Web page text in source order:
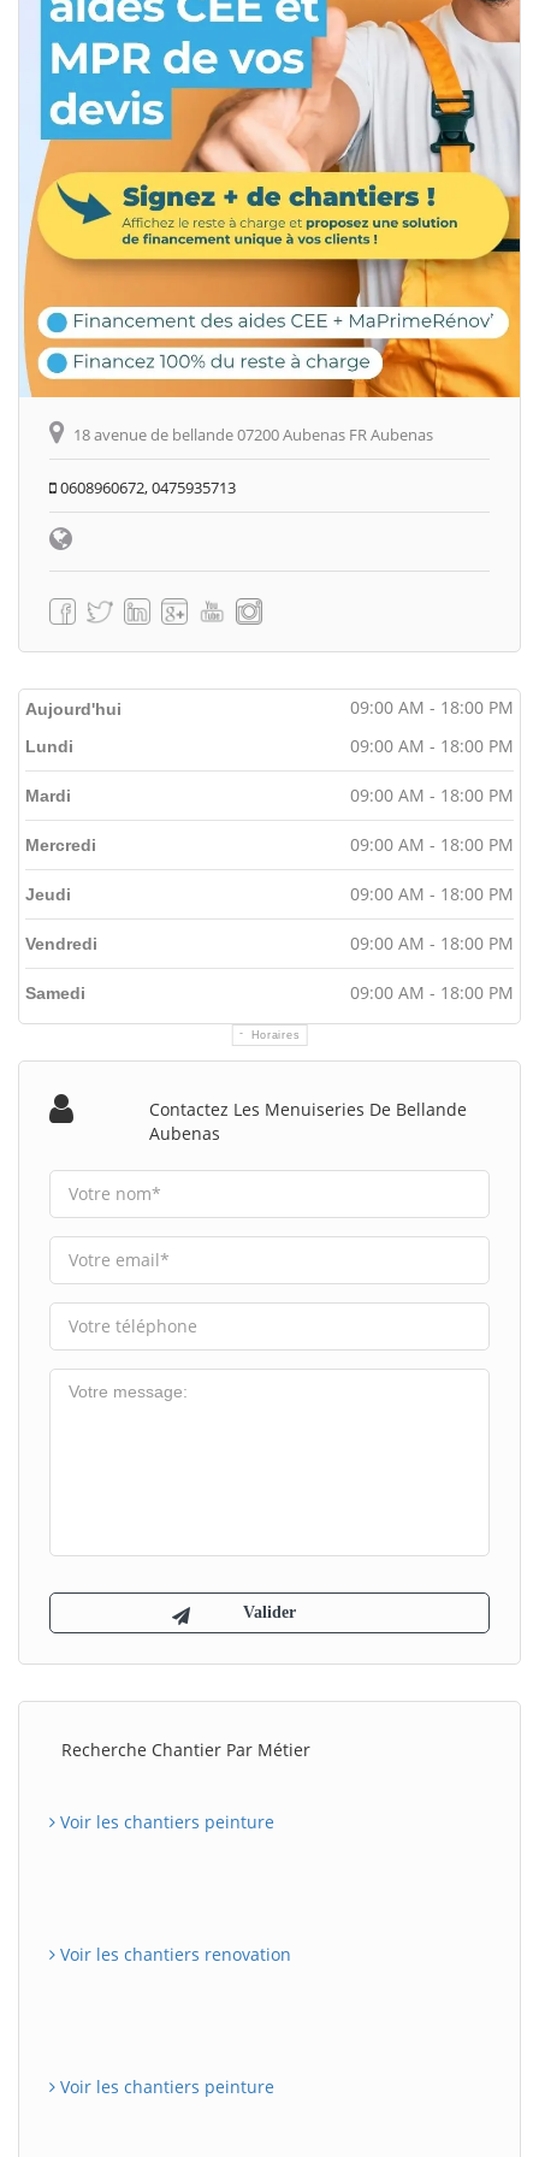
18 avenue de bellande 07200 Aubenas FR Aubenas
0608960672, 0475935713
Aujourd'hui 09:00 AM - 18:00 PM
Horaires
Lundi 09:00 AM - 18:00 PM
Mardi 09:00 AM - 18:00 PM
Mercredi 09:00 AM - 18:00 PM
Jeudi 09:00 AM - 18:00 PM
Vendredi 09:00 AM - 18:00 PM
Samedi 09:00 AM - 18:00 PM
Contactez Les Menuiseries De Bellande
Aubenas
Recherche Chantier Par Métier
Voir les chantiers peinture
Voir les chantiers renovation
Voir les chantiers peinture